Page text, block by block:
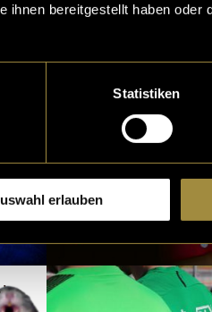
bereitgestellt haben oder
Statistiken
erlauben